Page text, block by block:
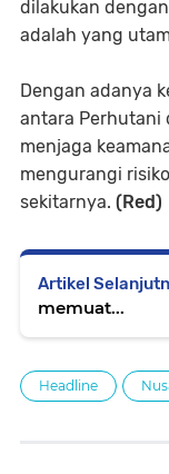
dilakukan
adalah yang
Dengan adanya
antara Perhutani
menjaga
mengurangi
sekitarnya. (Red)
Artikel
memuat...
Headline